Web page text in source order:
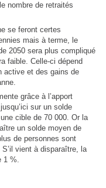
nombre de retraités
se feront certes
mais à terme, le
2050 sera plus compliqué
faible. Celle-ci dépend
active et des gains de
grâce à l’apport
sur un solde
cible de 70 000. Or la
un solde moyen de
de personnes sont
vient à disparaître, la
1 %.